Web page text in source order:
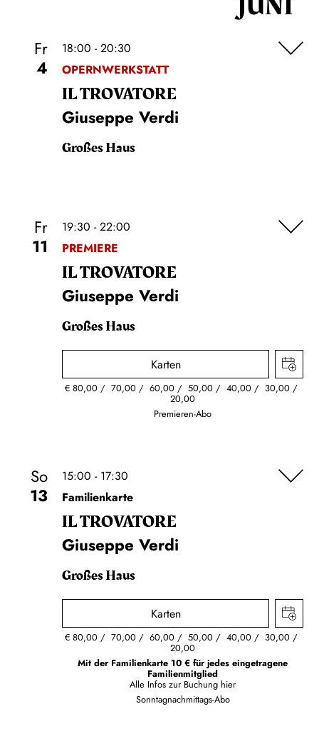
Fr
4
18:00 - 20:30
OPERNWERKSTATT
IL TROVA­TORE
Giuseppe Verdi
Großes Haus
Fr
11
19:30 - 22:00
PREMIERE
IL TROVA­TORE
Giuseppe Verdi
Großes Haus
Karten
€80,00 70,00 60,00 50,00 40,00 30,00
20,00
Premieren-Abo
So
13
15:00 - 17:30
Familienkarte
IL TROVA­TORE
Giuseppe Verdi
Großes Haus
Karten
€80,00 70,00 60,00 50,00 40,00 30,00
20,00
Mit der Familienkarte 10 € für jedes eingetragene
Familienmitglied
Alle Infos zur Buchung hier
Sonntagnachmittags-Abo